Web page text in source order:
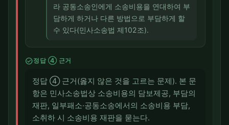
라 공동소송인에게 소송비용을 연대하여 부
담하게 하거나 다른 방법으로 부담하게 할
수 있다(민사소송법 제102조).
check_circle정답 ④ 근거
정답 ④ 근거(옳지 않은 것을 고르는 문제). 본 문
항은 민사소송법상 소송비용의 담보제공, 부담의
재판, 일부패소·공동소송에서의 소송비용 부담,
소취하 시 소송비용 재판을 묻는다.